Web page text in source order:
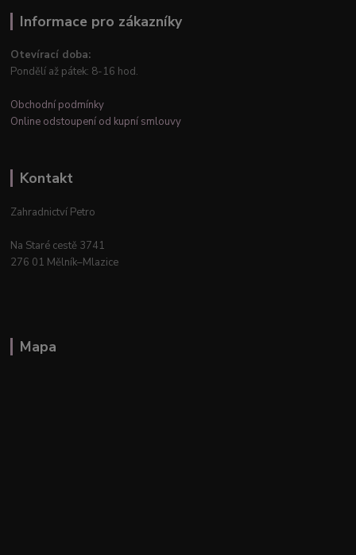
Informace pro zákazníky
Otevírací doba:
Pondělí až pátek: 8-16 hod.
Obchodní podmínky
Online odstoupení od kupní smlouvy
Kontakt
Zahradnictví Petro
Na Staré cestě 3741
276 01 Mělník–Mlazice
Mapa